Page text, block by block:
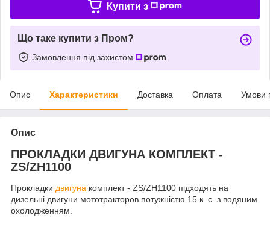
Купити з
Що таке купити з Пром?
Замовлення під захистом
Опис Характеристики Доставка Оплата Умови
Опис
ПРОКЛАДКИ ДВИГУНА КОМПЛЕКТ -
ZS/ZH1100
Прокладки двигуна комплект - ZS/ZH1100 підходять на
дизельні двигуни мототракторов потужністю 15 к. с. з водяним
охолодженням.